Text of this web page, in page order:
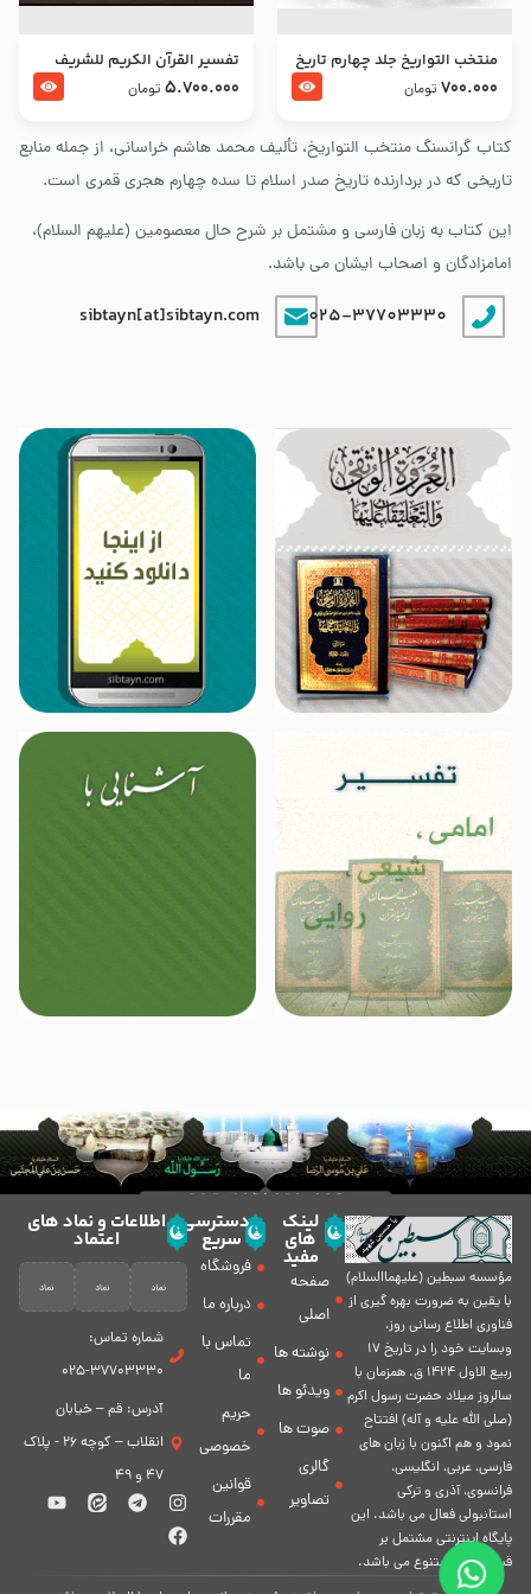
کتاب گرانسنگ منتخب التواريخ، تألیف محمد هاشم خراسانی، از جمله منابع
تاریخی که در بردارنده تاریخ صدر اسلام تا سده چهارم هجری قمری است.
این کتاب به زبان فارسی و مشتمل بر شرح حال معصومین (علیهم السلام)،
امامزادگان و اصحاب ایشان می باشد.
025-37703330
sibtayn[at]sibtayn.com
منتخب التواریخ جلد چهارم تاریخ
امام زین العابدین و امام محمد
700.000 تومان
تفسير القرآن الكريم للشريف
المرتضي قدس سرّه
5.700.000 تومان
مؤسسه سبطين (عليهماالسلام)
با يقين به ضرورت بهره گیرى از
فناورى اطلاع رسانى روز،
وبسایت خود را در تاريخ 17
ربيع الاول 1424 ق. همزمان با
سالروز ميلاد حضرت رسول اكرم
(صلی الله علیه و آله) افتتاح
نمود و هم اكنون با زبان های
فارسی، عربى، انگلیسی،
فرانسوی، آذری و ترکی
استانبولی فعال مى باشد. اين
پايگاه اينترنتى مشتمل بر
قسمت هاى متنوع مى باشد.
لینک
های
مفید
صفحه
اصلی
نوشته ها
ویدئو ها
صوت ها
گالری
تصاویر
دسترسی
سریع
فروشگاه
درباره ما
تماس با
ما
حریم
خصوصی
قوانین
مقررات
اطلاعات و نماد های
اعتماد
شماره تماس:
37703330-025
آدرس: قم – خیابان
انقلاب – کوچه 26 - پلاک
47 و 49